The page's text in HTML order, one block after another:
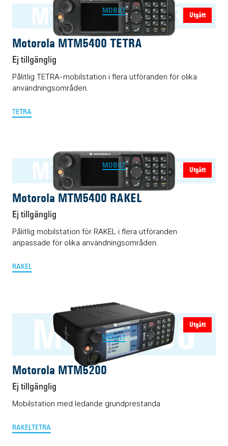
Utgått
MTM5400 TETRA
MOBILT
Motorola MTM5400 TETRA
Ej tillgänglig
Pålitlig TETRA-mobilstation i flera utföranden för olika
användningsområden.
TETRA
Utgått
MTM5400 RAKEL
MOBILT
Motorola MTM5400 RAKEL
Ej tillgänglig
Pålitlig mobilstation för RAKEL i flera utföranden
anpassade för olika användningsområden.
RAKEL
Utgått
MTM5200
MOBILT
Motorola MTM5200
Ej tillgänglig
Mobilstation med ledande grundprestanda
RAKELTETRA